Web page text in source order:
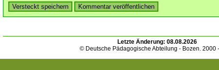
Letzte Änderung: 08.08.2026
© Deutsche Pädagogische Abteilung - Bozen. 2000